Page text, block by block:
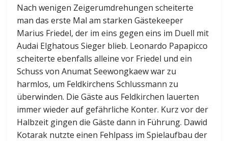
Nach wenigen Zeigerumdrehungen scheiterte
man das erste Mal am starken Gästekeeper
Marius Friedel, der im eins gegen eins im Duell mit
Audai Elghatous Sieger blieb. Leonardo Papapicco
scheiterte ebenfalls alleine vor Friedel und ein
Schuss von Anumat Seewongkaew war zu
harmlos, um Feldkirchens Schlussmann zu
überwinden. Die Gäste aus Feldkirchen lauerten
immer wieder auf gefährliche Konter. Kurz vor der
Halbzeit gingen die Gäste dann in Führung. Dawid
Kotarak nutzte einen Fehlpass im Spielaufbau der